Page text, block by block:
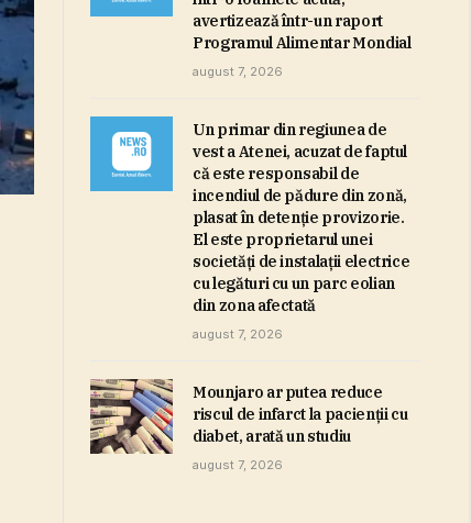
avertizează într-un raport
Programul Alimentar Mondial
august 7, 2026
Un primar din regiunea de
vest a Atenei, acuzat de faptul
că este responsabil de
incendiul de pădure din zonă,
plasat în detenţie provizorie.
El este proprietarul unei
societăţi de instalaţii electrice
cu legături cu un parc eolian
din zona afectată
august 7, 2026
Mounjaro ar putea reduce
riscul de infarct la pacienţii cu
diabet, arată un studiu
august 7, 2026